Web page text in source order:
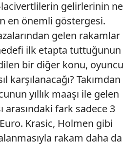
sunulması amacıyla
çerezler, sitemizin daha işlevsel
ve sizlere yönelik
yapılması, amaçlarıyla
dahilinde kullanılacaktır.
aşağıda yer alan panel
Çerezlere ilişkin detaylı bilgi
tıklayabilir,
Çerez Bilgilendirme
Korunması Kanunu uyarınca
Metnimizi okumak ve sitemizde
gelirlerinin ne
en önemli göstergesi.
gelen rakamlar
ilk etapta tuttuğunun
bir diğer konu, oyuncu
karşılanacağı? Takımdan
yıllık maaşı ile gelen
arasındaki fark sadece 3
Krasic, Holmen gibi
rakam daha da